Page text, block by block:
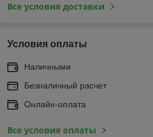
Все условия доставки
Условия оплаты
Наличными
Безналичный расчет
Онлайн-оплата
Все условия оплаты